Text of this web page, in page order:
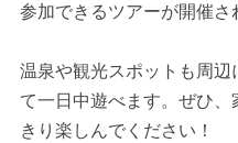
参加できるツアーが開催さ
温泉や観光スポットも周
て一日中遊べます。ぜひ
きり楽しんでください！